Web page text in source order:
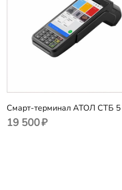
Смарт-терминал АТОЛ СТБ 5
19 500₽